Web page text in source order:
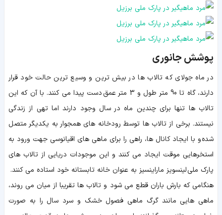
پوشش جانوری
در ماه جولای که تالاب ها در بیش ترین و وسیع ترین حالت خود قرار
دارند، گاه تا 90 متر طول و 3 متر عمق دست پیدا می کنند. با آن که این
تالاب ها تنها برای چندین ماه در سال وجود دارند اما تهی از زندگی
نیستند. برخی از تالاب ها توسط رودخانه های همجوار به یکدیگر متصل
شده و با ایجاد کانال ها، راهی را برای ماهی های اقیانوسی جهت ورود به
استخرهایی موقت ایجاد می کنند و این موجودات دریایی از تالاب های
پارک ملی لینسویز ماراینسیز به عنوان خانه تابستانه خود استاده می کنند.
هنگامی که بارش باران قطع می شود و تالاب ها تقریبا از میان می روند،
ماهی هایی مانند گرگ ماهی فصول خشک و سرد سال را به صورت